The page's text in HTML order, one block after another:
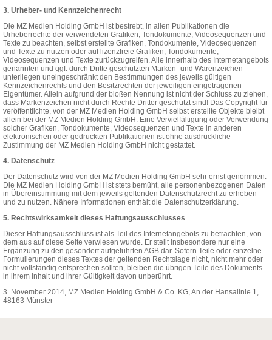
3. Urheber- und Kennzeichenrecht
Die MZ Medien Holding GmbH ist bestrebt, in allen Publikationen die
Urheberrechte der verwendeten Grafiken, Tondokumente, Videosequenzen und
Texte zu beachten, selbst erstellte Grafiken, Tondokumente, Videosequenzen
und Texte zu nutzen oder auf lizenzfreie Grafiken, Tondokumente,
Videosequenzen und Texte zurückzugreifen. Alle innerhalb des Internetangebots
genannten und ggf. durch Dritte geschützten Marken- und Warenzeichen
unterliegen uneingeschränkt den Bestimmungen des jeweils gültigen
Kennzeichenrechts und den Besitzrechten der jeweiligen eingetragenen
Eigentümer. Allein aufgrund der bloßen Nennung ist nicht der Schluss zu ziehen,
dass Markenzeichen nicht durch Rechte Dritter geschützt sind! Das Copyright für
veröffentlichte, von der MZ Medien Holding GmbH selbst erstellte Objekte bleibt
allein bei der MZ Medien Holding GmbH. Eine Vervielfältigung oder Verwendung
solcher Grafiken, Tondokumente, Videosequenzen und Texte in anderen
elektronischen oder gedruckten Publikationen ist ohne ausdrückliche
Zustimmung der MZ Medien Holding GmbH nicht gestattet.
4. Datenschutz
Der Datenschutz wird von der MZ Medien Holding GmbH sehr ernst genommen.
Die MZ Medien Holding GmbH ist stets bemüht, alle personenbezogenen Daten
in Übereinstimmung mit dem jeweils geltenden Datenschutzrecht zu erheben
und zu nutzen. Nähere Informationen enthält die Datenschutzerklärung.
5. Rechtswirksamkeit dieses Haftungsausschlusses
Dieser Haftungsausschluss ist als Teil des Internetangebots zu betrachten, von
dem aus auf diese Seite verwiesen wurde. Er stellt insbesondere nur eine
Ergänzung zu den gesondert aufgeführten AGB dar. Sofern Teile oder einzelne
Formulierungen dieses Textes der geltenden Rechtslage nicht, nicht mehr oder
nicht vollständig entsprechen sollten, bleiben die übrigen Teile des Dokuments
in ihrem Inhalt und ihrer Gültigkeit davon unberührt.
3. November 2014, MZ Medien Holding GmbH & Co. KG, An der Hansalinie 1,
48163 Münster